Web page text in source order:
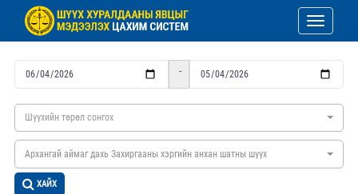
Toggle
-
Шүүхийн төрөл сонгох
Архангай аймаг дахь Захиргааны хэргийн анхан шатны шүүх
ХАЙХ